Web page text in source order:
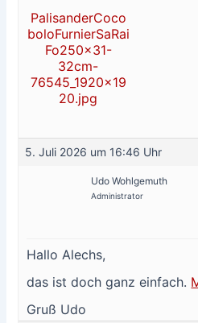
PalisanderCoco
boloFurnierSaRai
Fo250x31-
32cm-
76545_1920x19
20.jpg
5. Juli 2026 um 16:46 Uhr
Udo Wohlgemuth
Administrator
Hallo Alechs,
das ist doch ganz einfach.
Gruß Udo